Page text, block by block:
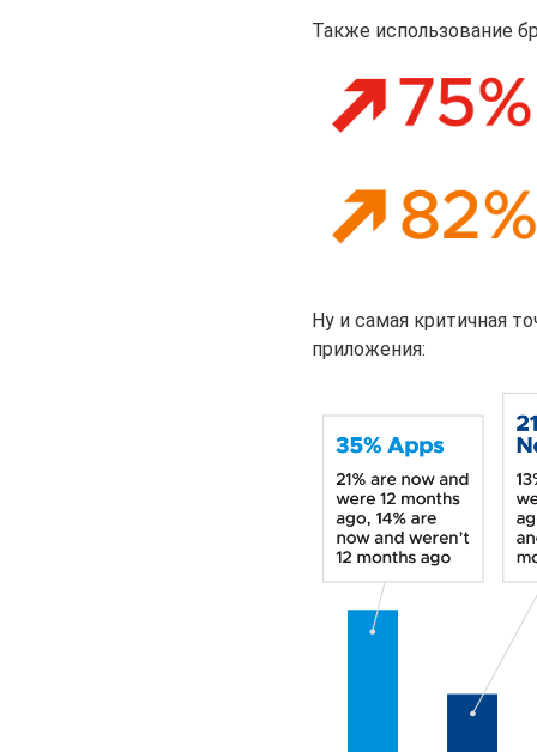
Также использование
Ну и самая критичная
приложения: